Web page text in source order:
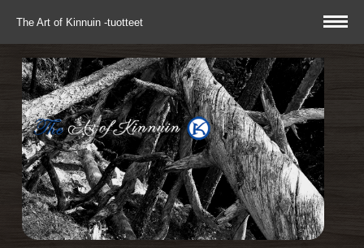
The Art of Kinnuin -tuotteet